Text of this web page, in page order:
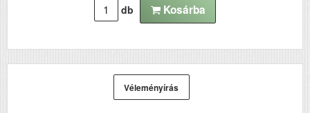
Kétoldalas, duplex
nyomtatás
ADF (automatikus
lapolvasó)
Nem
DADF (automatikus
kétoldalas lapolvasás)
db Kosárba
Véleményírás